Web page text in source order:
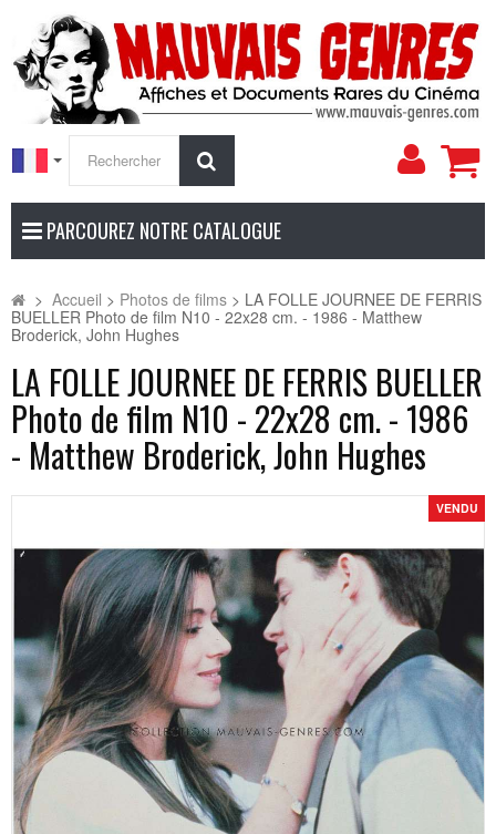
Mon
PARCOUREZ NOTRE CATALOGUE
> Accueil > Photos de films > LA FOLLE JOURNEE DE FERRIS
BUELLER Photo de film N10 - 22x28 cm. - 1986 - Matthew
Broderick, John Hughes
LA FOLLE JOURNEE DE FERRIS BUELLER
Photo de film N10 - 22x28 cm. - 1986
- Matthew Broderick, John Hughes
VENDU